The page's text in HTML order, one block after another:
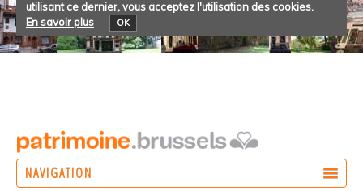
utilisant ce dernier, vous acceptez l'utilisation des cookies.
En savoir plus
OK
NAVIGATION